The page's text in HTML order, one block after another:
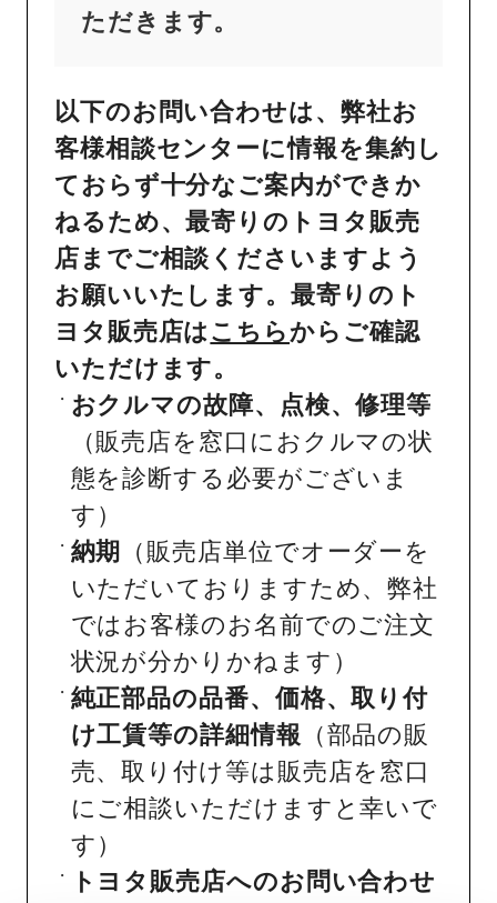
ただきます。
以下のお問い合わせは、弊社お
客様相談センターに情報を集約し
ておらず十分なご案内ができか
ねるため、最寄りのトヨタ販売
店までご相談くださいますよう
お願いいたします。最寄りのト
ヨタ販売店はこちら からご確認
いただけます。
おクルマの故障、点検、修理等
（販売店を窓口におクルマの状
態を診断する必要がございま
す）
納期
（販売店単位でオーダーを
いただいておりますため、弊社
ではお客様のお名前でのご注文
状況が分かりかねます）
純正部品の品番、価格、取り付
け工賃等の詳細情報 （部品の販
売、取り付け等は販売店を窓口
にご相談いただけますと幸いで
す）
トヨタ販売店へのお問い合わせ